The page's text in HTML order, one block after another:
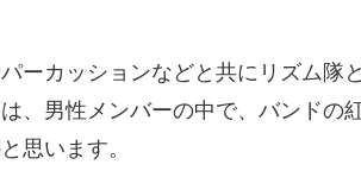
パーカッションなどと共にリズム
、男性メンバーの中で、バンドの
思います。